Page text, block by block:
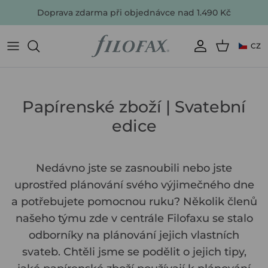
Doprava zdarma při objednávce nad 1.490 Kč
CZ
Nejoblíbenější
Dárky
AKTUÁLNÍ NABÍDKY
PODÍVEJTE SE NA ZLEVNĚNÉ
PRODUKTY
ZOBRAZIT VŠE
KOUPIT DIÁŘ
ZOBRAZIT VŠE
KOUPIT PLÁNOVAČE
ZOBRAZIT VŠE
KOUPIT ZÁPISNÍK
ZOBRAZIT VŠE
KOUPIT THE ORIGINAL PORTFOLIO
Jaký typ náplně hledáte?
KOUPIT NÁPLŇ DO DIÁŘE & CLIPBOOKU
VŠECHNO PŘÍSLUŠENSTVÍ
KOUPIT PŘÍSLUŠENSTVÍ
Papírenské zboží | Svatební
edice
Nedávno jste se zasnoubili nebo jste
uprostřed plánování svého výjimečného dne
a potřebujete pomocnou ruku? Několik členů
našeho týmu zde v centrále Filofaxu se stalo
odborníky na plánování jejich vlastních
svateb. Chtěli jsme se podělit o jejich tipy,